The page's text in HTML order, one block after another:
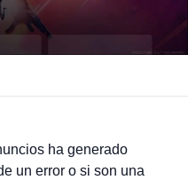
ha generado
un error o si son una